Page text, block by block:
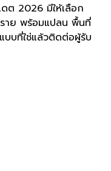
ต 2026 มีให้เลือก
าย พร้อมแปลน พื้นที่
บบที่ใช่แล้วติดต่อผู้รับ